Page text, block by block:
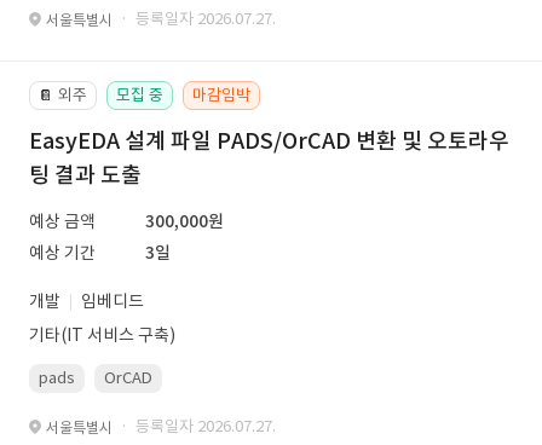
서울특별시 · 등록일자 2026.07.27.
📔 외주 모집 중 마감임박
EasyEDA 설계 파일 PADS/OrCAD 변환 및 오토라우
팅 결과 도출
예상 금액
300,000원
예상 기간
3일
개발
임베디드
기타(IT 서비스 구축)
pads OrCAD
서울특별시 · 등록일자 2026.07.27.